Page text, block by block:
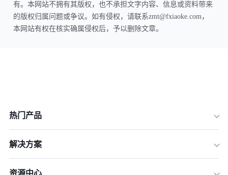
有。本网站不拥有其版权，也不承担文字内容、信息或资料带来
的版权归属问题或争议。如有侵权，请联系zmt@fxiaoke.com，
本网站有权在核实确属侵权后，予以删除文章。
热门产品
解决方案